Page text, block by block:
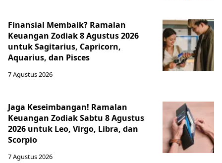
Finansial Membaik? Ramalan
Keuangan Zodiak 8 Agustus 2026
untuk Sagitarius, Capricorn,
Aquarius, dan Pisces
7 Agustus 2026
Jaga Keseimbangan! Ramalan
Keuangan Zodiak Sabtu 8 Agustus
2026 untuk Leo, Virgo, Libra, dan
Scorpio
7 Agustus 2026